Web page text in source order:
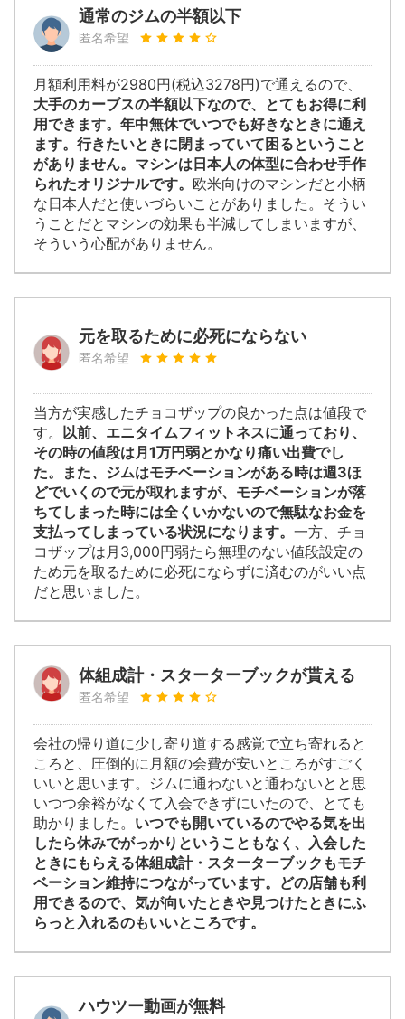
通常のジムの半額以下
匿名希望
月額利用料が2980円(税込3278円)で通えるので、
大手のカーブスの半額以下なので、とてもお得に利
用できます。年中無休でいつでも好きなときに通え
ます。行きたいときに閉まっていて困るということ
がありません。マシンは日本人の体型に合わせ手作
られたオリジナルです。 欧米向けのマシンだと小柄
な日本人だと使いづらいことがありました。そうい
うことだとマシンの効果も半減してしまいますが、
そういう心配がありません。
元を取るために必死にならない
匿名希望
当方が実感したチョコザップの良かった点は値段で
す。 以前、エニタイムフィットネスに通っており、
その時の値段は月1万円弱とかなり痛い出費でし
た。また、ジムはモチベーションがある時は週3ほ
どでいくので元が取れますが、モチベーションが落
ちてしまった時には全くいかないので無駄なお金を
支払ってしまっている状況になります。 一方、チョ
コザップは月3,000円弱たら無理のない値段設定の
ため元を取るために必死にならずに済むのがいい点
だと思いました。
体組成計・スターターブックが貰える
匿名希望
会社の帰り道に少し寄り道する感覚で立ち寄れると
ころと、圧倒的に月額の会費が安いところがすごく
いいと思います。ジムに通わないと通わないとと思
いつつ余裕がなくて入会できずにいたので、とても
助かりました。 いつでも開いているのでやる気を出
したら休みでがっかりということもなく、入会した
ときにもらえる体組成計・スターターブックもモチ
ベーション維持につながっています。どの店舗も利
用できるので、気が向いたときや見つけたときにふ
らっと入れるのもいいところです。
ハウツー動画が無料